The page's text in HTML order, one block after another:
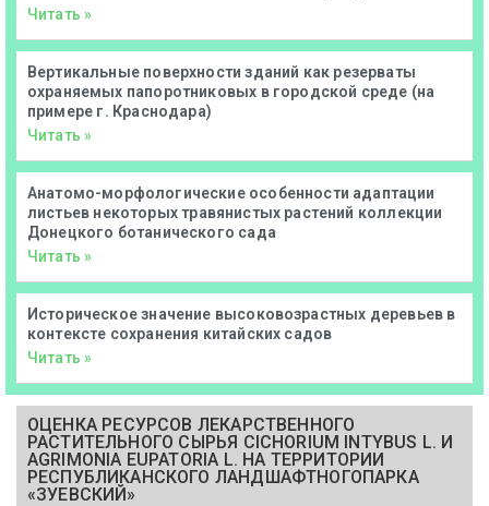
Читать »
Вертикальные поверхности зданий как резерваты
охраняемых папоротниковых в городской среде (на
примере г. Краснодара)
Читать »
Анатомо-морфологические особенности адаптации
листьев некоторых травянистых растений коллекции
Донецкого ботанического сада
Читать »
Историческое значение высоковозрастных деревьев в
контексте сохранения китайских садов
Читать »
ОЦЕНКА РЕСУРСОВ ЛЕКАРСТВЕННОГО
РАСТИТЕЛЬНОГО СЫРЬЯ CICHORIUM INTYBUS L. И
AGRIMONIA EUPATORIA L. НА ТЕРРИТОРИИ
РЕСПУБЛИКАНСКОГО ЛАНДШАФТНОГОПАРКА
«ЗУЕВСКИЙ»